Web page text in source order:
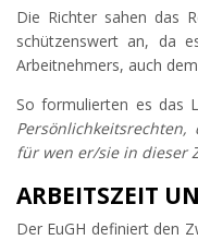
Die Richter sahen das
schützenswert an, da
Arbeitnehmers, auch
So formulierten es das
für wen er/sie in dieser
ARBEITSZEIT
Der EuGH definiert den